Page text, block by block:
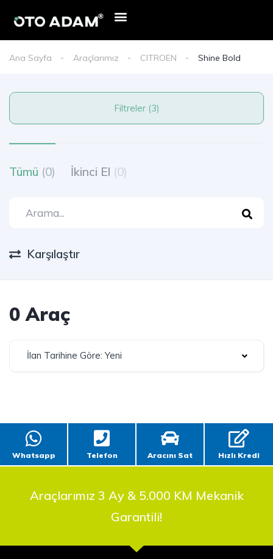
Ana Sayfa Araçlarımız CITROEN Shine Bold
Filtreler (3)
Tümü (0) İkinci El (0)
Karşılaştır
0 Araç
İlan Tarihine Göre: Yeni
Whatsapp Telefon Aracını Sat Hızlı Kredi
Araçlarımız 3 Ay & 5.000 KM Mekanik
Garantili!